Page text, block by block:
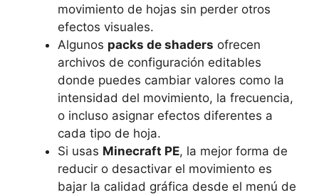
movimiento de hojas sin perder otros
efectos visuales.
Algunos packs de shaders ofrecen
archivos de configuración editables
donde puedes cambiar valores como la
intensidad del movimiento, la frecuencia,
o incluso asignar efectos diferentes a
cada tipo de hoja.
Si usas Minecraft PE, la mejor forma de
reducir o desactivar el movimiento es
bajar la calidad gráfica desde el menú de